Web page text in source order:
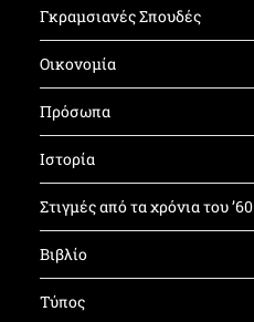
Γκραμσιανές Σπουδές
Οικονομία
Πρόσωπα
Ιστορία
Στιγμές από τα χρόνια του ’60
Βιβλίο
Τύπος